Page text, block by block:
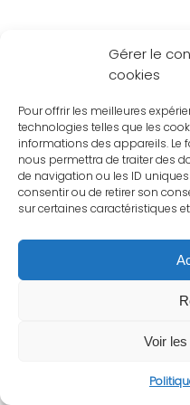
Gérer le
cookies
Pour offrir les meilleures
technologies telles que les
informations des appareils. Le
nous permettra de traiter des
de navigation ou les ID
consentir ou de retirer son
sur certaines caractéristiques
Voir